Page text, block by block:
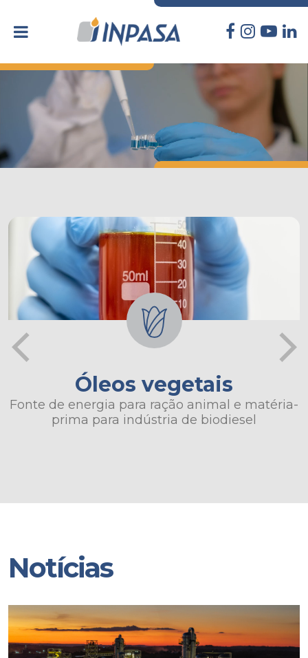
Óleos vegetais
Fonte de energia para ração animal e matéria-
prima para indústria de biodiesel
Notícias